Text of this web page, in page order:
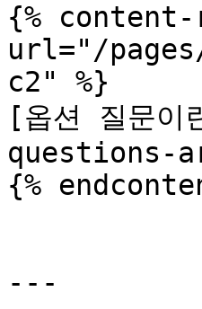
{%
url="/pages/
c2" %}
[옵션 질문
questions-
{%
---